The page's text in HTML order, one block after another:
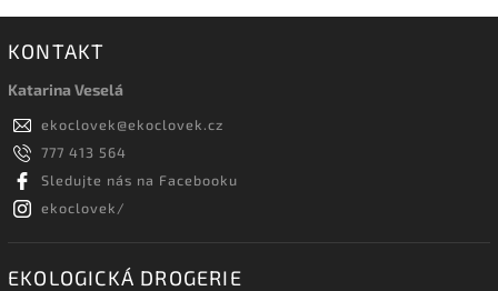
KONTAKT
Katarina Veselá
ekoclovek@ekoclovek.cz
777 413 564
Sledujte nás na Facebooku
ekoclovek/
EKOLOGICKÁ DROGERIE